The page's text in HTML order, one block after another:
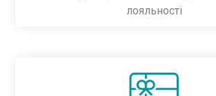
лояльності